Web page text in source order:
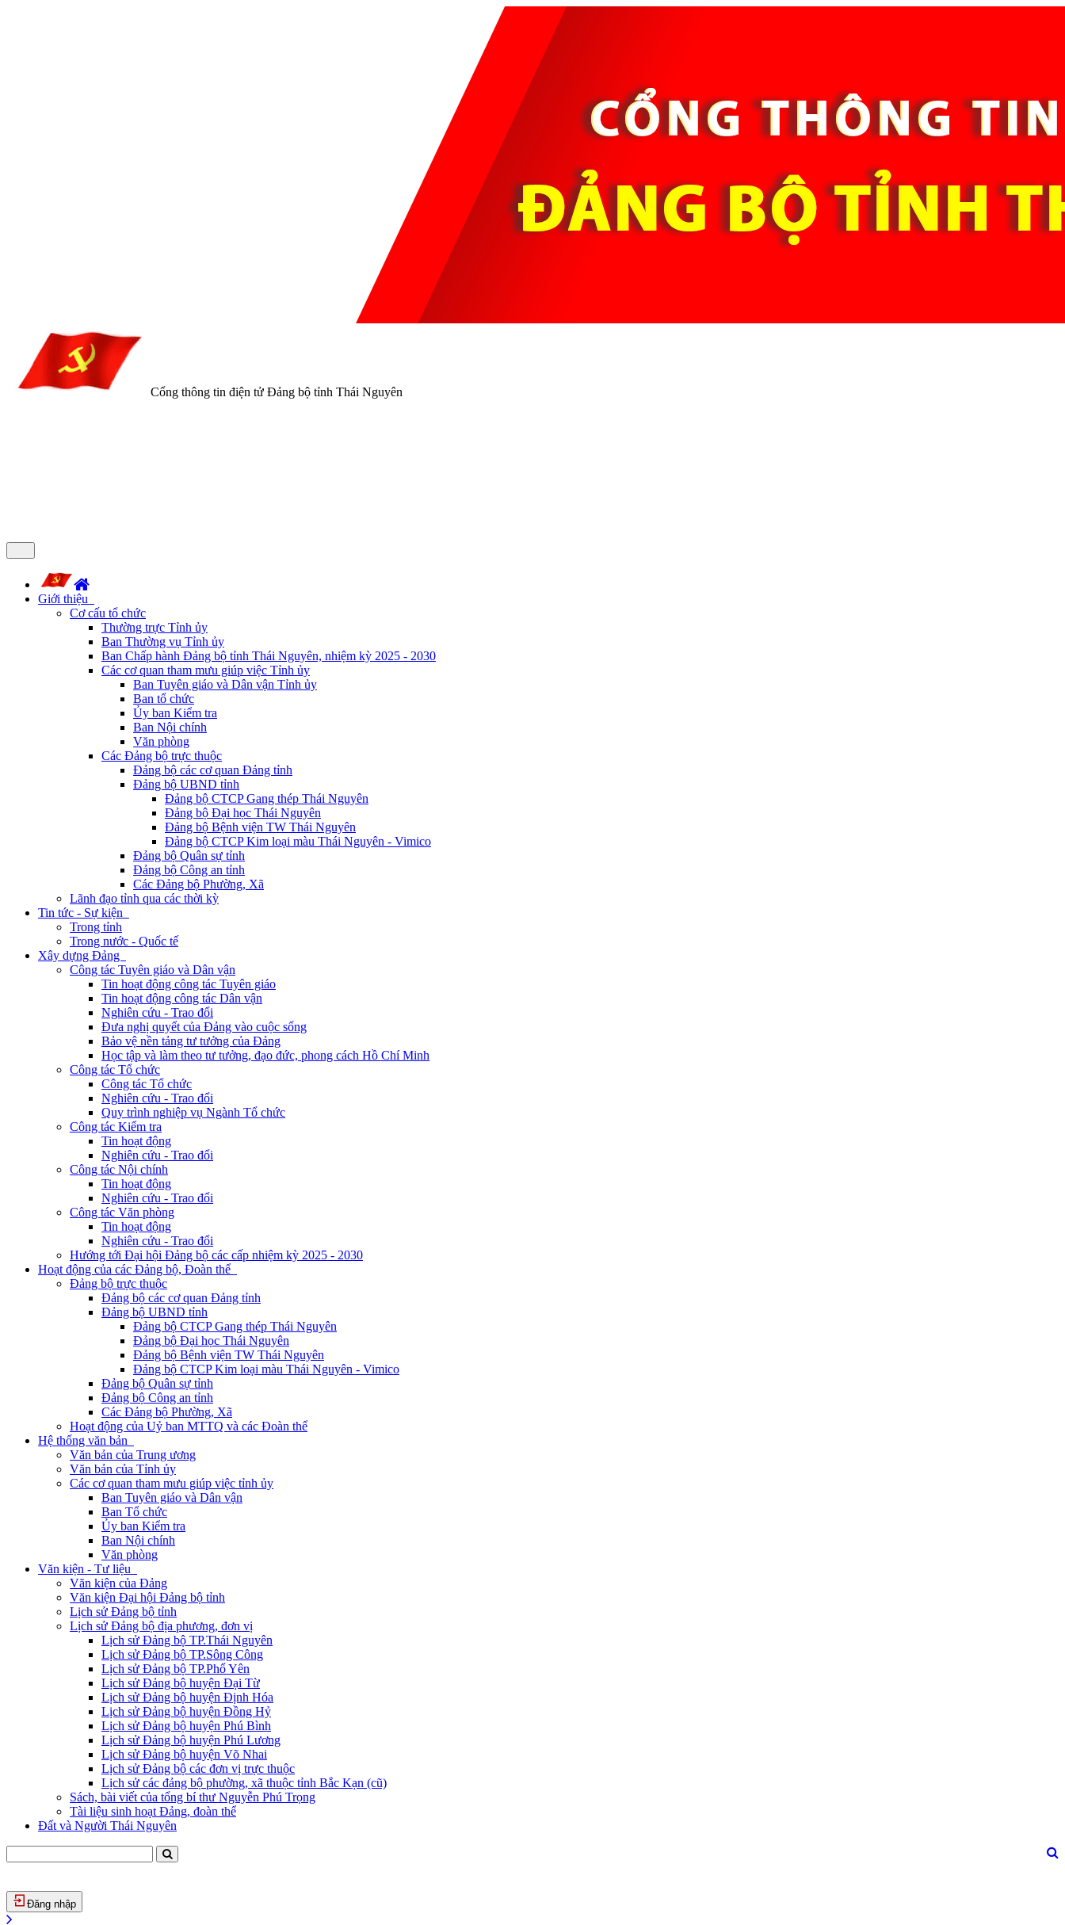
Cổng thông tin điện tử Đảng bộ tỉnh Thái Nguyên
Giới thiệu
Cơ cấu tổ chức
Thường trực Tỉnh ủy
Ban Thường vụ Tỉnh ủy
Ban Chấp hành Đảng bộ tỉnh Thái Nguyên, nhiệm kỳ 2025 - 2030
Các cơ quan tham mưu giúp việc Tỉnh ủy
Ban Tuyên giáo và Dân vận Tỉnh ủy
Ban tổ chức
Ủy ban Kiểm tra
Ban Nội chính
Văn phòng
Các Đảng bộ trực thuộc
Đảng bộ các cơ quan Đảng tỉnh
Đảng bộ UBND tỉnh
Đảng bộ CTCP Gang thép Thái Nguyên
Đảng bộ Đại học Thái Nguyên
Đảng bộ Bệnh viện TW Thái Nguyên
Đảng bộ CTCP Kim loại màu Thái Nguyên - Vimico
Đảng bộ Quân sự tỉnh
Đảng bộ Công an tỉnh
Các Đảng bộ Phường, Xã
Lãnh đạo tỉnh qua các thời kỳ
Tin tức - Sự kiện
Trong tỉnh
Trong nước - Quốc tế
Xây dựng Đảng
Công tác Tuyên giáo và Dân vận
Tin hoạt động công tác Tuyên giáo
Tin hoạt động công tác Dân vận
Nghiên cứu - Trao đổi
Đưa nghị quyết của Đảng vào cuộc sống
Bảo vệ nền tảng tư tưởng của Đảng
Học tập và làm theo tư tưởng, đạo đức, phong cách Hồ Chí Minh
Công tác Tổ chức
Công tác Tổ chức
Nghiên cứu - Trao đổi
Quy trình nghiệp vụ Ngành Tổ chức
Công tác Kiểm tra
Tin hoạt động
Nghiên cứu - Trao đổi
Công tác Nội chính
Tin hoạt động
Nghiên cứu - Trao đổi
Công tác Văn phòng
Tin hoạt động
Nghiên cứu - Trao đổi
Hướng tới Đại hội Đảng bộ các cấp nhiệm kỳ 2025 - 2030
Hoạt động của các Đảng bộ, Đoàn thể
Đảng bộ trực thuộc
Đảng bộ các cơ quan Đảng tỉnh
Đảng bộ UBND tỉnh
Đảng bộ CTCP Gang thép Thái Nguyên
Đảng bộ Đại học Thái Nguyên
Đảng bộ Bệnh viện TW Thái Nguyên
Đảng bộ CTCP Kim loại màu Thái Nguyên - Vimico
Đảng bộ Quân sự tỉnh
Đảng bộ Công an tỉnh
Các Đảng bộ Phường, Xã
Hoạt động của Uỷ ban MTTQ và các Đoàn thể
Hệ thống văn bản
Văn bản của Trung ương
Văn bản của Tỉnh ủy
Các cơ quan tham mưu giúp việc tỉnh ủy
Ban Tuyên giáo và Dân vận
Ban Tổ chức
Ủy ban Kiểm tra
Ban Nội chính
Văn phòng
Văn kiện - Tư liệu
Văn kiện của Đảng
Văn kiện Đại hội Đảng bộ tỉnh
Lịch sử Đảng bộ tỉnh
Lịch sử Đảng bộ địa phương, đơn vị
Lịch sử Đảng bộ TP.Thái Nguyên
Lịch sử Đảng bộ TP.Sông Công
Lịch sử Đảng bộ TP.Phổ Yên
Lịch sử Đảng bộ huyện Đại Từ
Lịch sử Đảng bộ huyện Định Hóa
Lịch sử Đảng bộ huyện Đồng Hỷ
Lịch sử Đảng bộ huyện Phú Bình
Lịch sử Đảng bộ huyện Phú Lương
Lịch sử Đảng bộ huyện Võ Nhai
Lịch sử Đảng bộ các đơn vị trực thuộc
Lịch sử các đảng bộ phường, xã thuộc tỉnh Bắc Kạn (cũ)
Sách, bài viết của tổng bí thư Nguyễn Phú Trọng
Tài liệu sinh hoạt Đảng, đoàn thể
Đất và Người Thái Nguyên
Đăng nhập